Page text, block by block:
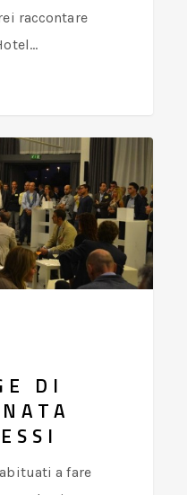
raccontare
DI
a fare